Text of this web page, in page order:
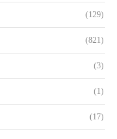
(129)
(821)
(3)
(1)
(17)